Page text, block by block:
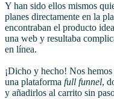
Y han sido ellos mismos
planes directamente en la
encontraban el producto
una web y resultaba
en línea.
¡Dicho y hecho! Nos
una plataforma full funnel,
y añadirlos al carrito sin